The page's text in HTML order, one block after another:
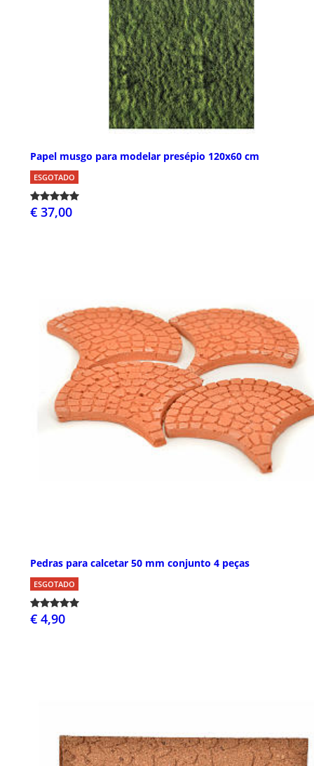
Papel musgo para modelar presépio 120x60 cm
ESGOTADO
€ 37,00
Pedras para calcetar 50 mm conjunto 4 peças
ESGOTADO
€ 4,90